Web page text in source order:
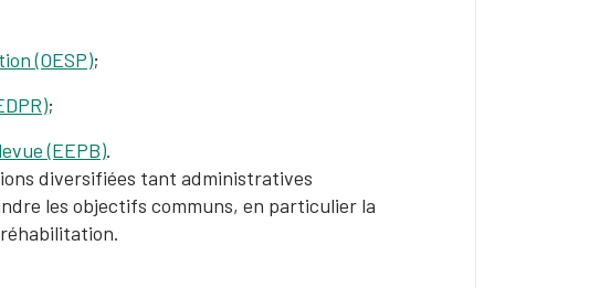
(OESP);
;​
(EEPB).
diversifiées tant administratives
les objectifs communs, en particulier la